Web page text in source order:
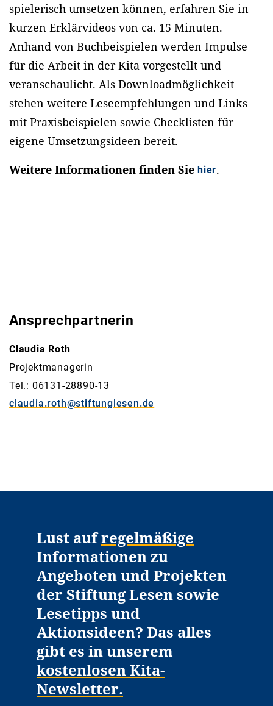
spielerisch umsetzen können, erfahren Sie in
kurzen Erklärvideos von ca. 15 Minuten.
Anhand von Buchbeispielen werden Impulse
für die Arbeit in der Kita vorgestellt und
veranschaulicht. Als Downloadmöglichkeit
stehen weitere Leseempfehlungen und Links
mit Praxisbeispielen sowie Checklisten für
eigene Umsetzungsideen bereit.
Weitere Informationen finden Sie hier.
Ansprechpartnerin
Claudia Roth
Projektmanagerin
Tel.: 06131-28890-13
claudia.roth@stiftunglesen.de
Lust aufregelmäßige
Informationen zu
Angeboten und Projekten
der Stiftung Lesen sowie
Lesetipps und
Aktionsideen? Das alles
gibt es in unserem
kostenlosen Kita-
Newsletter.